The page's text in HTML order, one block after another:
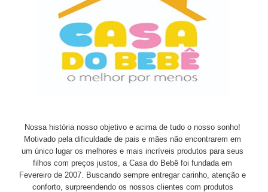
Nossa história nosso objetivo e acima de tudo o nosso sonho!
Motivado pela dificuldade de pais e mães não encontrarem em
um único lugar os melhores e mais incríveis produtos para seus
filhos com preços justos, a Casa do Bebê foi fundada em
Fevereiro de 2007. Buscando sempre entregar carinho, atenção e
conforto, surpreendendo os nossos clientes com produtos